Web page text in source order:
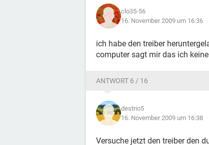
clo35-56
16. November 2009 um 16:36
ich habe den treiber
computer sagt mir das ich
ANTWORT 6 / 16
destrio5
16. November 2009 um 16:38
Versuche jetzt den treiber den